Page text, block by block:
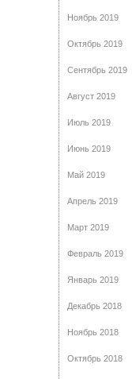
Ноябрь 2019
Октябрь 2019
Сентябрь 2019
Август 2019
Июль 2019
Июнь 2019
Май 2019
Апрель 2019
Март 2019
Февраль 2019
Январь 2019
Декабрь 2018
Ноябрь 2018
Октябрь 2018